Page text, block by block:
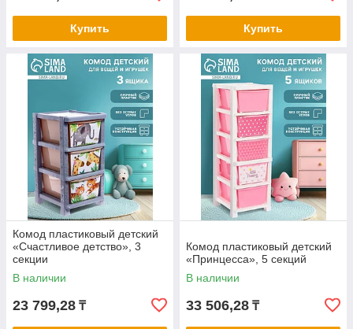
Купить Купить
Комод пластиковый детский
«Счастливое детство», 3
секции
В наличии
23 799,28 ₸
Комод пластиковый детский
«Принцесса», 5 секций
В наличии
33 506,28 ₸